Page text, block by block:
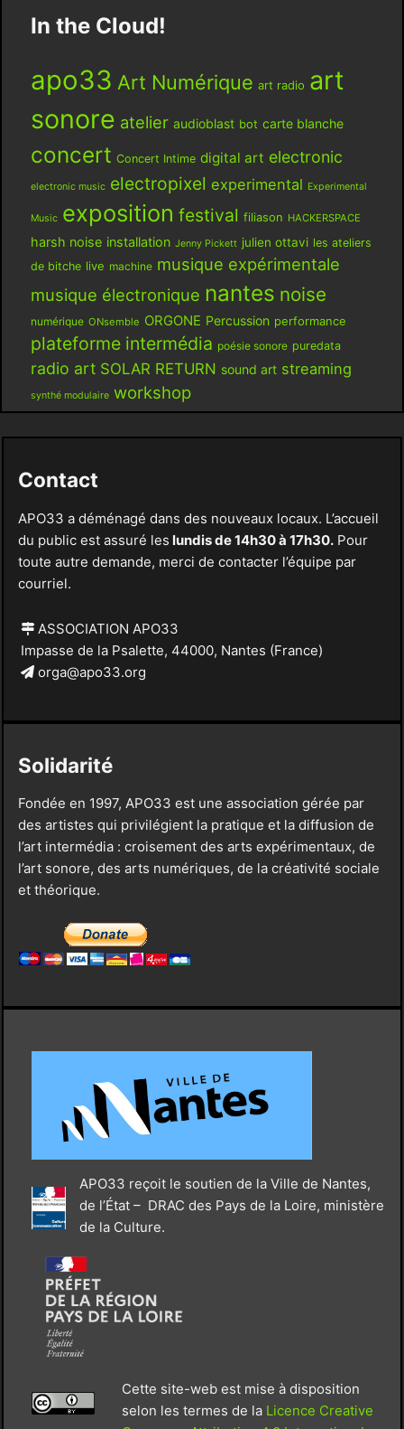
In the Cloud!
apo33 Art Numérique art radio art
sonore atelier audioblast bot carte blanche
concert Concert Intime digital art electronic
electronic music electropixel experimental Experimental
Music exposition festival filiason HACKERSPACE
harsh noise installation Jenny Pickett julien ottavi les ateliers
de bitche live machine musique expérimentale
musique électronique nantes noise
numérique ONsemble ORGONE Percussion performance
plateforme intermédia poésie sonore puredata
radio art SOLAR RETURN sound art streaming
synthé modulaire workshop
Contact
APO33 a déménagé dans des nouveaux locaux. L’accueil
du public est assuré les lundis de 14h30 à 17h30.Pour
toute autre demande, merci de contacter l’équipe par
courriel.
ASSOCIATION APO33
Impasse de la Psalette, 44000, Nantes (France)
orga@apo33.org
Solidarité
Fondée en 1997, APO33 est une association gérée par
des artistes qui privilégient la pratique et la diffusion de
l’art intermédia : croisement des arts expérimentaux, de
l’art sonore, des arts numériques, de la créativité sociale
et théorique.
APO33 reçoit le soutien de la Ville de Nantes,
de l’État – DRAC des Pays de la Loire, ministère
de la Culture.
Cette site-web est mise à disposition
selon les termes de la Licence Creative